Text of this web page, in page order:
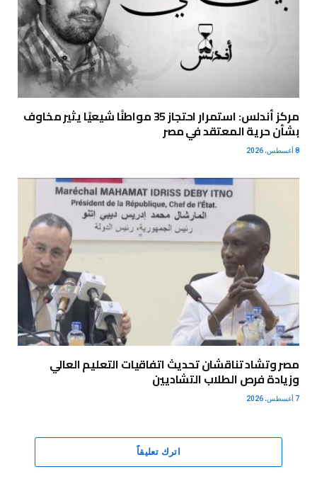
مركز أندلس: استمرار احتجاز 35 مواطنًا شيعيًا يثير مخاوف
بشأن حرية المعتقد في مصر
8 أغسطس، 2026
مصر وتشاد تناقشان تحديث اتفاقيات التعليم العالي
وزيادة فرص الطلاب التشاديين
7 أغسطس، 2026
اترك تعليقاً